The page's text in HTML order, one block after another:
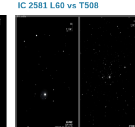
IC 2581 L60 vs T508